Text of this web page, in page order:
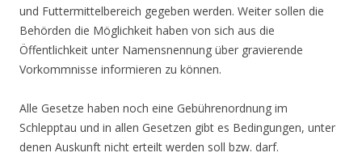
und Futtermittelbereich gegeben werden. Weiter sollen die
Behörden die Möglichkeit haben von sich aus die
Öffentlichkeit unter Namensnennung über gravierende
Vorkommnisse informieren zu können.
Alle Gesetze haben noch eine Gebührenordnung im
Schlepptau und in allen Gesetzen gibt es Bedingungen, unter
denen Auskunft nicht erteilt werden soll bzw. darf.